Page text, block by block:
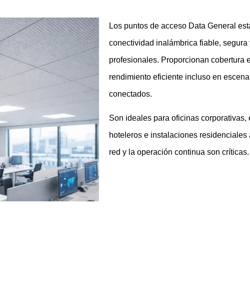
Los puntos de acceso Data General
conectividad inalámbrica fiable,
profesionales. Proporcionan cobertura
rendimiento eficiente incluso en
conectados.
Son ideales para oficinas
hoteleros e instalaciones
red y la operación continua son críticas.